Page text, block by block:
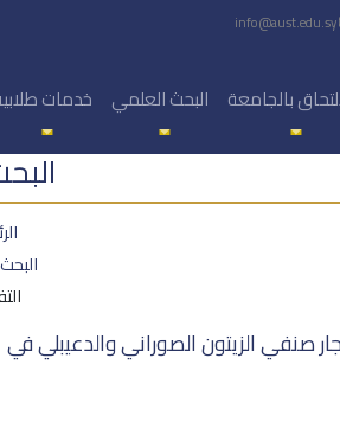
بالجامعة البحث العلمي خدمات